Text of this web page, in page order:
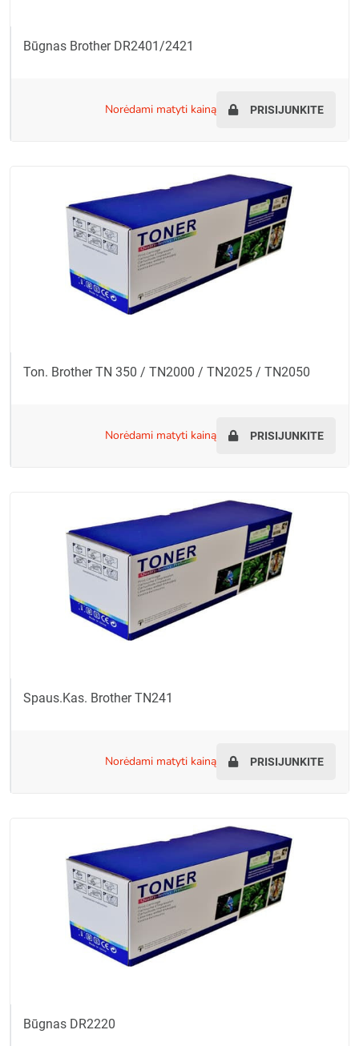
Būgnas Brother DR2401/2421
norėdami matyti kainą PRISIJUNKITE
Ton. Brother TN 350 / TN2000 / TN2025 / TN2050
norėdami matyti kainą PRISIJUNKITE
Spaus.kas. Brother TN241
norėdami matyti kainą PRISIJUNKITE
Būgnas DR2220